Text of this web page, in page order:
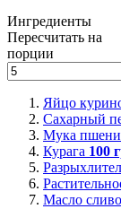
Ингредиенты
Пересчитать на
порции
Яйцо
Сахарный
Мука
Курага 100
Масло